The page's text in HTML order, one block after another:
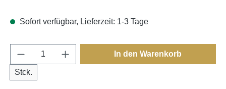
Sofort verfügbar, Lieferzeit: 1-3 Tage
Produkt Anzahl: Gib den gewünschten
Stck.
In den Warenkorb